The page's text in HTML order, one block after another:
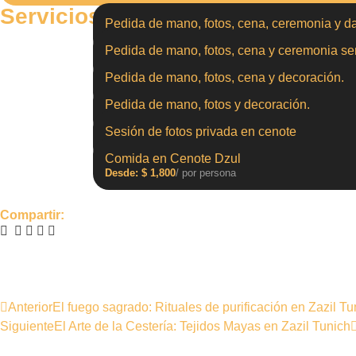
Servicios turísticosPedida de mano, fotos, cena, ceremonia y
Pedida de mano, fotos, cena y ceremonia
Pedida de mano, fotos, cena y decoración.
Pedida de mano, fotos y decoración.
Sesión de fotos privada en cenote
Comida en Cenote Dzul
Desde: $ 1,800/ por persona
Compartir:
AnteriorEl fuego sagrado: Rituales de purificación en Zazil
SiguienteEl Arte de la Cestería: Tejidos Mayas en Zazil Tunich